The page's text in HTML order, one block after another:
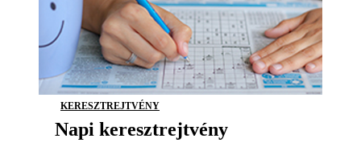
KERESZTREJTVÉNY
Napi keresztrejtvény